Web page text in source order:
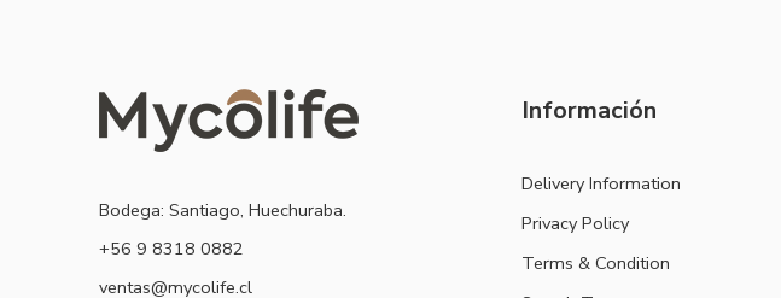
Bodega: Santiago, Huechuraba.
‭+56 9 8318 0882‬
ventas@mycolife.cl
Información
Delivery Information
Privacy Policy
Terms & Condition